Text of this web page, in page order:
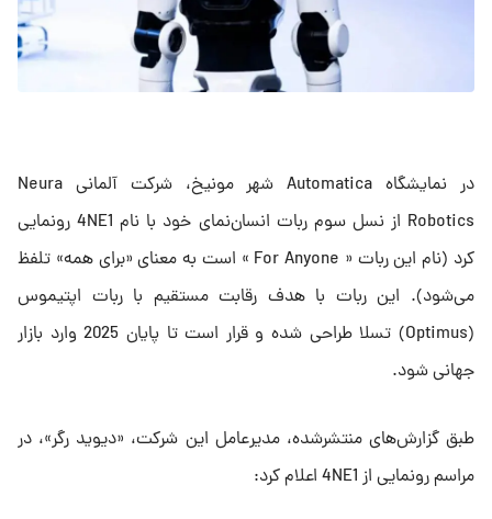
در نمایشگاه Automatica شهر مونیخ، شرکت آلمانی Neura
Robotics از نسل سوم ربات انسان‌نمای خود با نام 4NE1 رونمایی
کرد (نام این ربات « For Anyone » است به‌ معنای «برای همه» تلفظ
می‌شود). این ربات با هدف رقابت مستقیم با ربات اپتیموس
(Optimus) تسلا طراحی شده و قرار است تا پایان 2025 وارد بازار
جهانی شود.
طبق گزارش‌های منتشرشده، مدیرعامل این شرکت، «دیوید رگر»، در
مراسم رونمایی از 4NE1 اعلام کرد: